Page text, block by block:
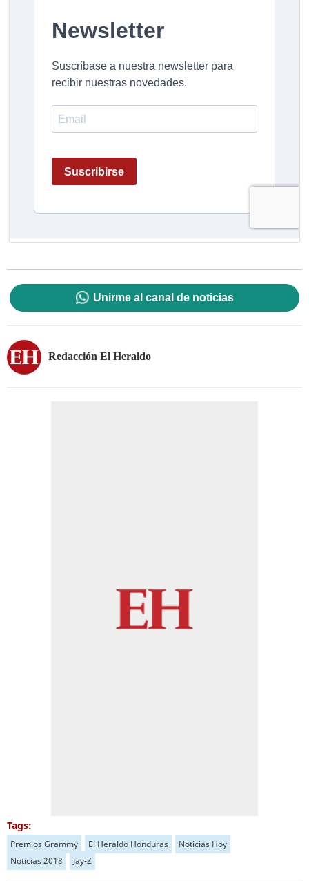
Unirme al canal de noticias
Redacción El Heraldo
Tags:
Premios Grammy El Heraldo Honduras
Noticias Hoy
Noticias 2018
Jay-Z